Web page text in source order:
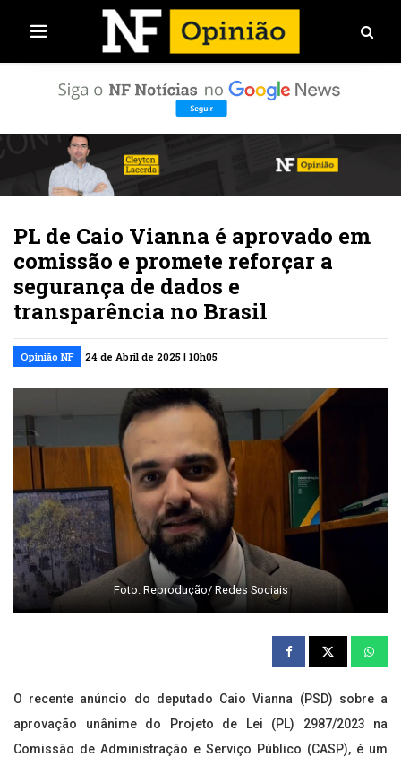
PL de Caio Vianna é aprovado em
comissão e promete reforçar a
segurança de dados e
transparência no Brasil
Opinião NF 24 de Abril de 2025 | 10h05
Foto: Reprodução/ Redes Sociais
O recente anúncio do deputado Caio Vianna (PSD) sobre a
aprovação unânime do Projeto de Lei (PL) 2987/2023 na
Comissão de Administração e Serviço Público (CASP), é um